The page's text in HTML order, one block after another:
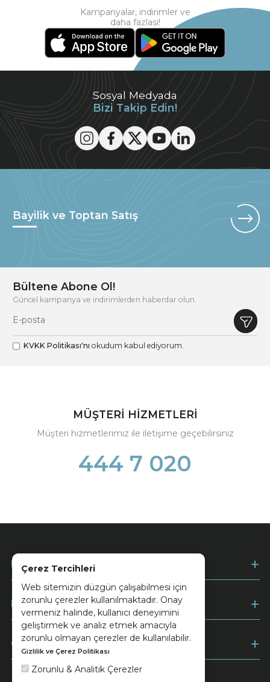
Çerez Tercihleri
Web sitemizin düzgün çalışabilmesi için
zorunlu çerezler kullanılmaktadır. Onay
vermeniz halinde, kullanıcı deneyimini
geliştirmek ve analiz etmek amacıyla
zorunlu olmayan çerezler de kullanılabilir.
Gizlilik ve Çerez Politikası
Zorunlu & Analitik Çerezler
Sosyal Medyada
Bizi Takip Edin!
Kampanyalar, indirimler ve
daha fazlası!
Bayilik ve Toptan Satış
Bültene Abone Ol!
Güncel kampanya ve indirimlerden haberdar olun.
KVKK Politikası'nı okudum kabul ediyorum.
MÜŞTERİ HİZMETLERİ
Müşteri hizmetlerimiz ile iletişime geçebilirsiniz
444 7 020
Kurumsal
Müşteri Hizmetleri
Ödeme